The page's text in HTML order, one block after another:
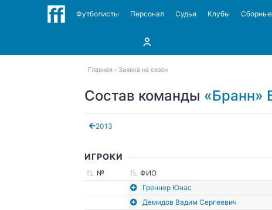
Футболисты Персонал Судьи Клубы Сборные
Главная Заявка на сезон
Состав команды «Бранн»
2013
ИГРОКИ
№ ФИО
Греннер Юнас
Демидов Вадим Сергеевич